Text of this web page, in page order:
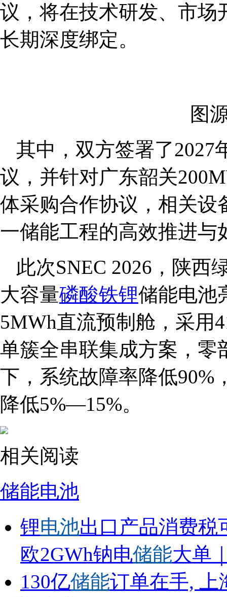
议，将在技术研发、市场
长期深度绑定。
图
其中，双方签署了2027
议，并针对广东韶关
体采购合作协议，相关设
一储能工程的高效推进与
此次SNEC 2026，陕西
大容量磷酸铁锂储能电池
5MWh直流预制舱，采用
单簇全串联集成方案，零
下，系统故障率降低90%
降低5%—15%。
相关阅读
储能电池
锂电池出口产品消费税
欧2GWh钠电储能大单
130亿储能订单在手, 上